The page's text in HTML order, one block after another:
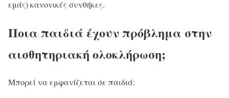
εμάς) κανονικές συνθήκες.
Ποια παιδιά έχουν πρόβλημα στην
αισθητηριακή ολοκλήρωση;
Μπορεί να εμφανίζεται σε παιδιά: